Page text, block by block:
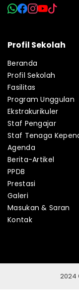
Profil Sekolah
Beranda
Profil Sekolah
Fasilitas
Program Unggulan
Ekstrakurikuler
Staf Pengajar
Staf Tenaga
Agenda
Berita-Artikel
PPDB
Prestasi
Galeri
Masukan & Saran
Kontak
2024